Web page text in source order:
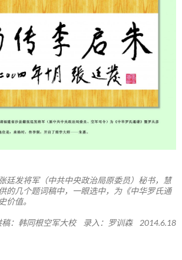
廷发将军（中共中央政治局原委员）秘书，慧
的几个题词稿中，一眼选中，为《中华罗氏通
价值。
稿：韩同根空军大校 录入：罗训森 2014.6.18